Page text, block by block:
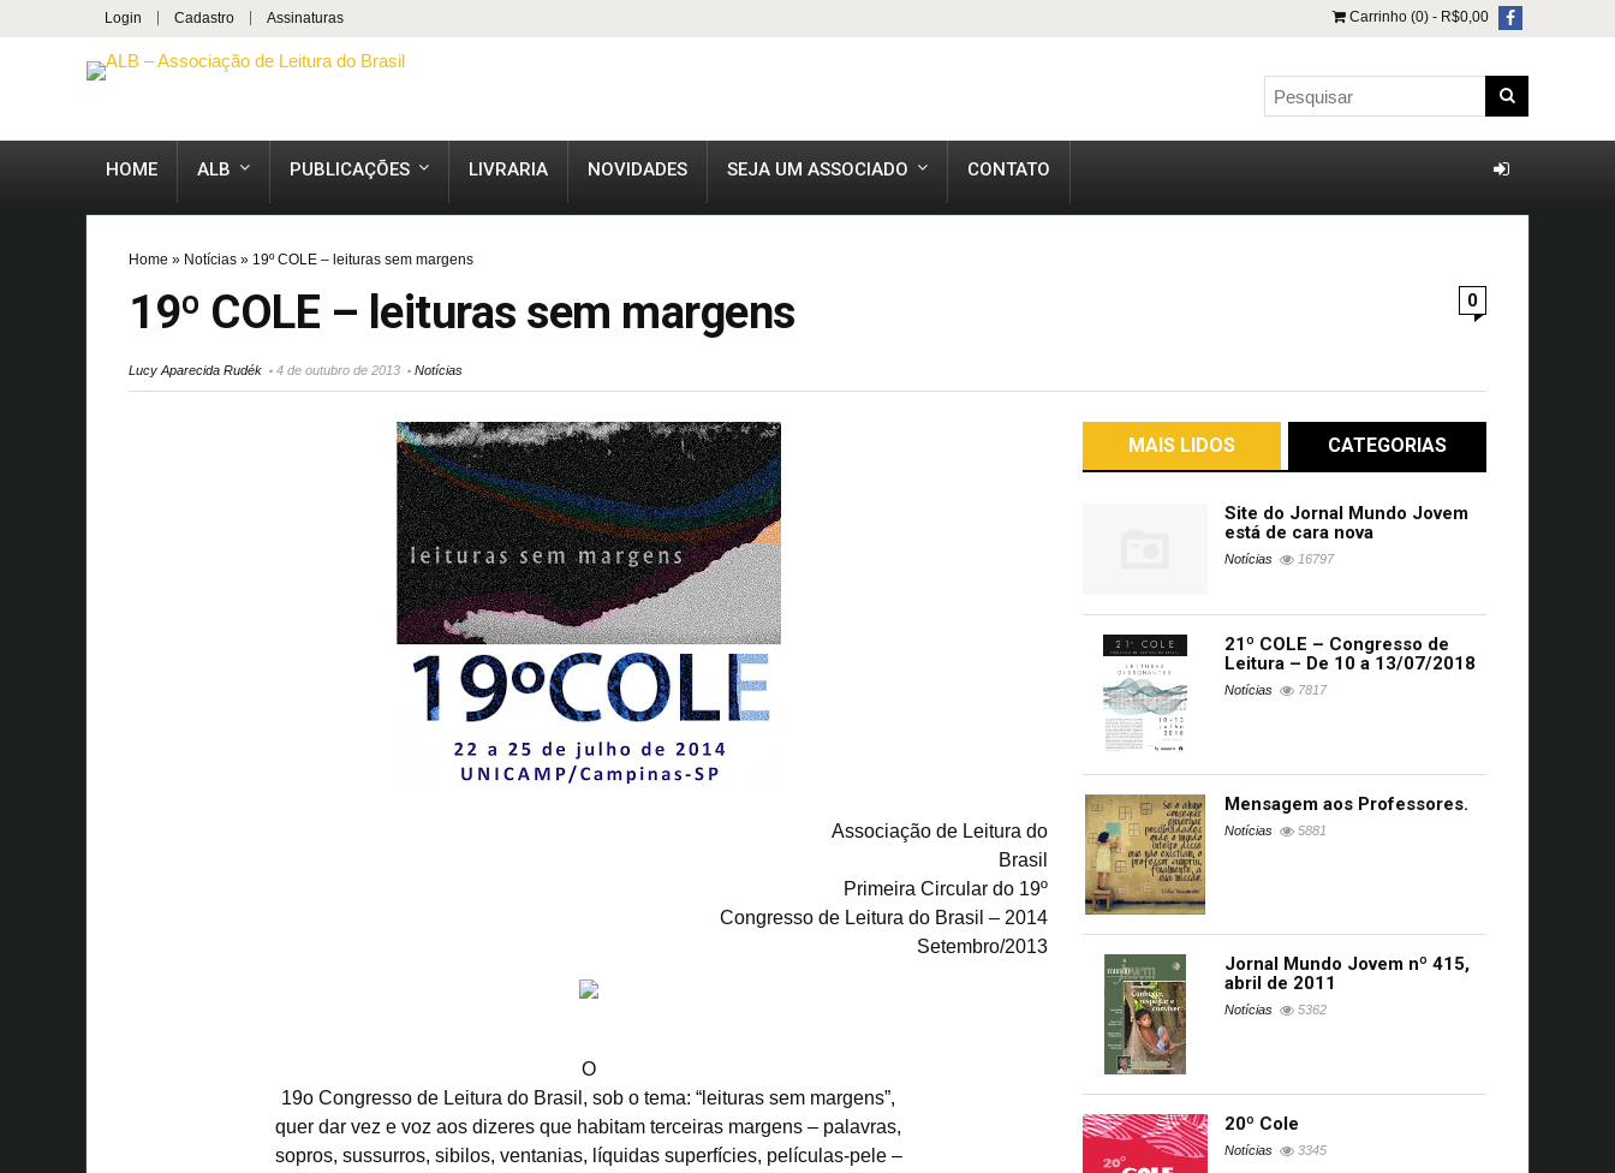
Login Cadastro Assinaturas Carrinho (0) - R$0,00
HOME ALB PUBLICAÇÕES LIVRARIA NOVIDADES SEJA UM ASSOCIADO CONTATO
Home » Notícias » 19º COLE – leituras sem margens
0
19º COLE – leituras sem margens
Lucy Aparecida Rudék 4 de outubro de 2013 Notícias
Associação de Leitura do
Brasil
Primeira Circular do 19º
Congresso de Leitura do Brasil – 2014
Setembro/2013
O
19o Congresso de Leitura do Brasil, sob o tema: “leituras sem margens”,
quer dar vez e voz aos dizeres que habitam terceiras margens – palavras,
sopros, sussurros, sibilos, ventanias, líquidas superfícies, películas-pele –
MAIS LIDOS CATEGORIAS
Site do Jornal Mundo Jovem
está de cara nova
Notícias 16797
21º COLE – Congresso de
Leitura – De 10 a 13/07/2018
Notícias 7817
Mensagem aos Professores.
Notícias 5881
Jornal Mundo Jovem nº 415,
abril de 2011
Notícias 5362
20º Cole
Notícias 3345